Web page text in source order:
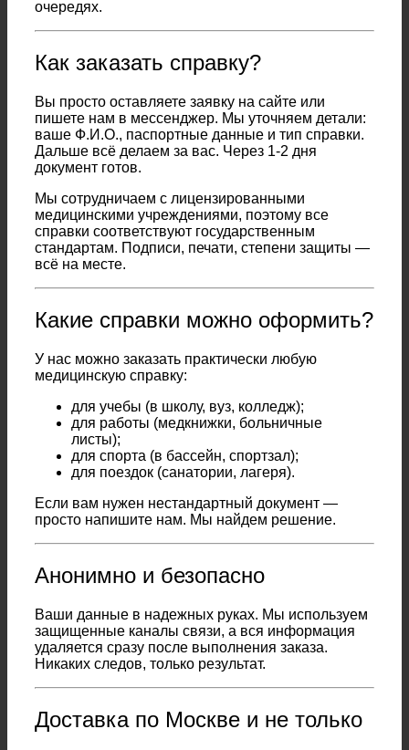
очередях.
Как заказать справку?
Вы просто оставляете заявку на сайте или
пишете нам в мессенджер. Мы уточняем детали:
ваше Ф.И.О., паспортные данные и тип справки.
Дальше всё делаем за вас. Через 1-2 дня
документ готов.
Мы сотрудничаем с лицензированными
медицинскими учреждениями, поэтому все
справки соответствуют государственным
стандартам. Подписи, печати, степени защиты —
всё на месте.
Какие справки можно оформить?
У нас можно заказать практически любую
медицинскую справку:
для учебы (в школу, вуз, колледж);
для работы (медкнижки, больничные
листы);
для спорта (в бассейн, спортзал);
для поездок (санатории, лагеря).
Если вам нужен нестандартный документ —
просто напишите нам. Мы найдем решение.
Анонимно и безопасно
Ваши данные в надежных руках. Мы используем
защищенные каналы связи, а вся информация
удаляется сразу после выполнения заказа.
Никаких следов, только результат.
Доставка по Москве и не только